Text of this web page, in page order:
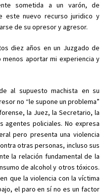
sometida a un varón, de
este nuevo recurso juridico y
de su opresor y agresor.
diez años en un Juzgado de
menos aportar mi experiencia y
al supuesto machista en su
no “le supone un problema”
la Juez, la Secretario, la
agentes policiales. No expresa
pero presenta una violencia
otras personas, incluso sus
la relación fundamental de la
de alcohol y otros tóxicos.
que la violencia con la víctima
el paro en sí no es un factor